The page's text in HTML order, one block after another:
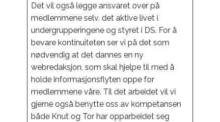
Det vil også legge ansvaret over på
medlemmene selv, det aktive livet i
undergrupperingene og styret i DS. For å
bevare kontinuiteten ser vi på det som
nødvendig at det dannes en ny
webredaksjon, som skal hjelpe til med å
holde informasjonsflyten oppe for
medlemmene våre. Til det arbeidet vil vi
gjerne også benytte oss av kompetansen
både Knut og Tor har opparbeidet seg